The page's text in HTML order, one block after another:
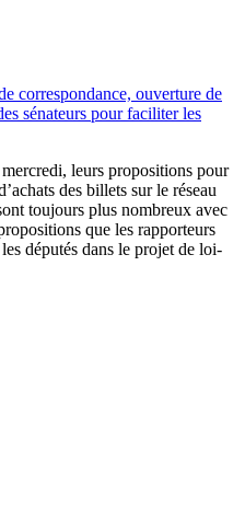
correspondance, ouverture de
sénateurs pour faciliter les
leurs propositions pour
des billets sur le réseau
toujours plus nombreux avec
que les rapporteurs
députés dans le projet de loi-